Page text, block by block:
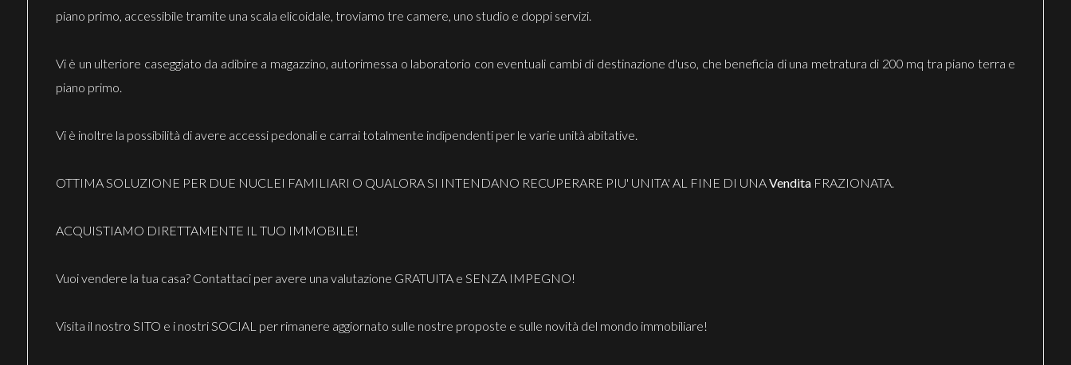
piano primo, accessibile tramite una scala elicoidale, troviamo tre camere, uno studio e doppi servizi.
Vi è un ulteriore caseggiato da adibire a magazzino, autorimessa o laboratorio con eventuali cambi di destinazione d'uso, che beneficia di una metratura di 200 mq tra piano terra e
piano primo.
Vi è inoltre la possibilità di avere accessi pedonali e carrai totalmente indipendenti per le varie unità abitative.
OTTIMA SOLUZIONE PER DUE NUCLEI FAMILIARI O QUALORA SI INTENDANO RECUPERARE PIU' UNITA' AL FINE DI UNAVenditaFRAZIONATA.
ACQUISTIAMO DIRETTAMENTE IL TUO IMMOBILE!
Vuoi vendere la tua casa? Contattaci per avere una valutazione GRATUITA e SENZA IMPEGNO!
Visita il nostro SITO e i nostri SOCIAL per rimanere aggiornato sulle nostre proposte e sulle novità del mondo immobiliare!